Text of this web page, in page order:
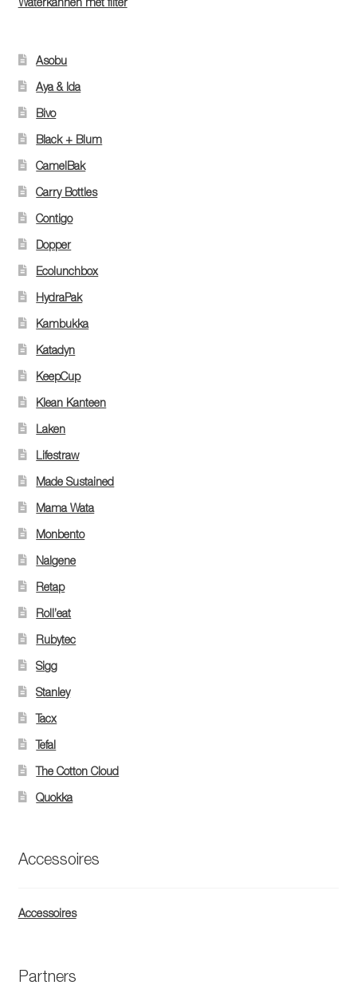
Asobu
Aya & Ida
Bivo
Black + Blum
CamelBak
Carry Bottles
Contigo
Dopper
Ecolunchbox
HydraPak
Kambukka
Katadyn
KeepCup
Klean Kanteen
Laken
Lifestraw
Made Sustained
Mama Wata
Monbento
Nalgene
Retap
Roll’eat
Rubytec
Sigg
Stanley
Tacx
Tefal
The Cotton Cloud
Quokka
Accessoires
Accessoires
Partners